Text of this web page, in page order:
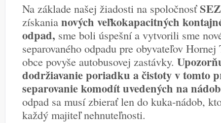
Na základe našej žiadosti na spoločnosť
získania nových veľkokapacitných
odpad, sme boli úspešní a vytvorili sme
separovaného odpadu pre obyvateľov
obce povyše autobusovej zastávky.
dodržiavanie poriadku a čistoty v tomto
separovanie komodít uvedených na
odpad sa musí zbierať len do kuka-nádob,
každý majiteľ nehnuteľnosti.